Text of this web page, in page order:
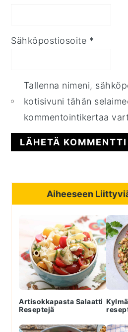
Sähköpostiosoite *
Tallenna nimeni,
kotisivuni tähän
kommentointikertaa
Primary
Sidebar
Aiheeseen
Artisokkapasta Salaatti
Reseptejä